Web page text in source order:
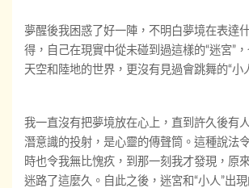
夢醒後我困惑了好一陣，不明白夢境在表達
得，自己在現實中從未碰到過這樣的“迷宮”
天空和陸地的世界，更沒有見過會跳舞的“小
我一直沒有把夢境放在心上，直到許久後有
潛意識的投射，是心靈的傳聲筒。這種說法
時也令我無比愧疚，到那一刻我才發現，原
迷路了這麼久。自此之後，迷宮和“小人”出